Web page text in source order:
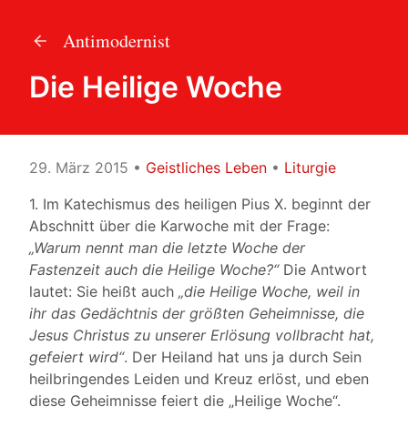
Antimodernist
Die Heilige Woche
29. März 2015 • Geistliches Leben • Liturgie
1. Im Katechismus des heiligen Pius X. beginnt der
Abschnitt über die Karwoche mit der Frage:
„Warum nennt man die letzte Woche der
Fastenzeit auch die Heilige Woche?“Die Antwort
lautet: Sie heißt auch „die Heilige Woche, weil in
ihr das Gedächtnis der größten Geheimnisse, die
Jesus Christus zu unserer Erlösung vollbracht hat,
gefeiert wird“. Der Heiland hat uns ja durch Sein
heilbringendes Leiden und Kreuz erlöst, und eben
diese Geheimnisse feiert die „Heilige Woche“.